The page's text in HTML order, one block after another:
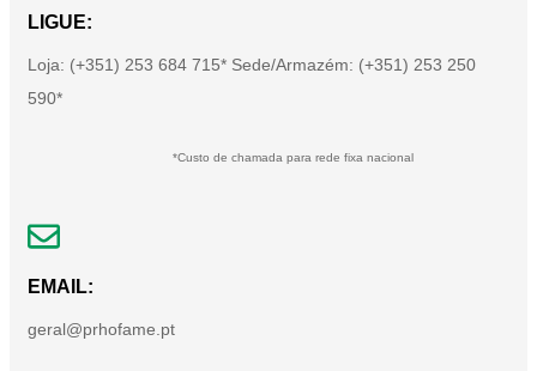
LIGUE:
Loja: (+351) 253 684 715* Sede/Armazém: (+351) 253 250
590*
*Custo de chamada para rede fixa nacional
EMAIL:
geral@prhofame.pt